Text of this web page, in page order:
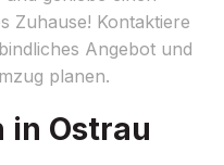
Zuhause! Kontaktiere
Angebot und
planen.
in Ostrau